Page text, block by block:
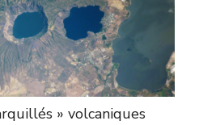
» volcaniques